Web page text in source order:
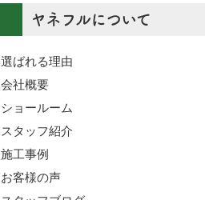
ヤネフルについて
選ばれる理由
会社概要
ショールーム
スタッフ紹介
施工事例
お客様の声